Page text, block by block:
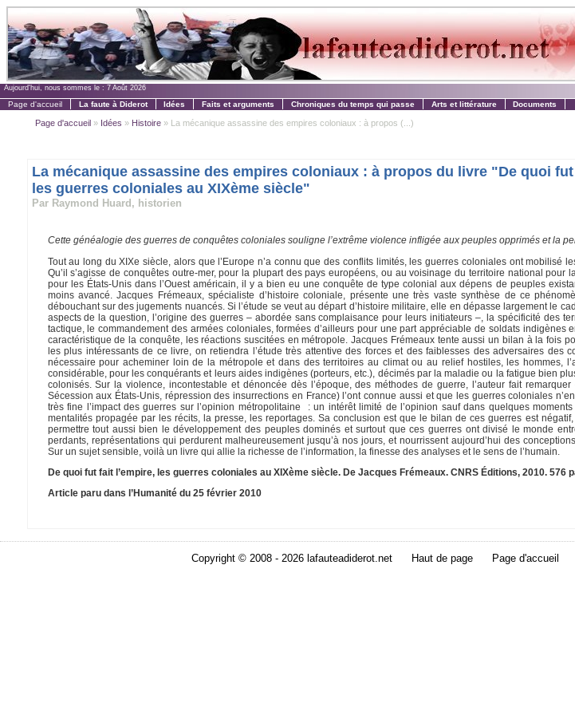
Aujourd'hui, nous sommes le : 7 Août 2026
Page d'accueil La faute à Diderot Idées Faits et arguments Chroniques du temps qui passe Arts et littérature Documents
Page d'accueil» Idées » Histoire» La mécanique assassine des empires coloniaux : à propos (...)
La mécanique assassine des empires coloniaux : à propos du livre "De quoi fut
les guerres coloniales au XIXème siècle"
Par Raymond Huard, historien
Cette généalogie des guerres de conquêtes coloniales souligne l’extrême violence infligée aux peuples opprimés et la
Tout au long du XIXe siècle, alors que l’Europe n’a connu que des conflits limités, les guerres coloniales ont mobilisé
Qu’il s’agisse de conquêtes outre-mer, pour la plupart des pays européens, ou au voisinage du territoire national pour
pour les États-Unis dans l’Ouest américain, il y a bien eu une conquête de type colonial aux dépens de peuples
moins avancé. Jacques Frémeaux, spécialiste d’histoire coloniale, présente une très vaste synthèse de ce
débouchant sur des jugements nuancés. Si l’étude se veut au départ d’histoire militaire, elle en dépasse largement le
aspects de la question, l’origine des guerres – abordée sans complaisance pour leurs initiateurs –, la spécificité des
tactique, le commandement des armées coloniales, formées d’ailleurs pour une part appréciable de soldats indigènes
caractéristique de la conquête, les réactions suscitées en métropole. Jacques Frémeaux tente aussi un bilan à la fois
les plus intéressants de ce livre, on retiendra l’étude très attentive des forces et des faiblesses des adversaires des
nécessaire pour acheminer loin de la métropole et dans des territoires au climat ou au relief hostiles, les hommes,
considérable, pour les conquérants et leurs aides indigènes (porteurs, etc.), décimés par la maladie ou la fatigue bien
colonisés. Sur la violence, incontestable et dénoncée dès l’époque, des méthodes de guerre, l’auteur fait
Sécession aux États-Unis, répression des insurrections en France) l’ont connue aussi et que les guerres coloniales
très fine l’impact des guerres sur l’opinion métropolitaine : un intérêt limité de l’opinion sauf dans quelques
mentalités propagée par les récits, la presse, les reportages. Sa conclusion est que le bilan de ces guerres est
permettre tout aussi bien le développement des peuples dominés et surtout que ces guerres ont divisé le monde
perdants, représentations qui perdurent malheureusement jusqu’à nos jours, et nourrissent aujourd’hui des
Sur un sujet sensible, voilà un livre qui allie la richesse de l’information, la finesse des analyses et le sens de l’humain.
De quoi fut fait l’empire, les guerres coloniales au XIXème siècle. De Jacques Frémeaux. CNRS Éditions, 2010. 576
Article paru dans l’Humanité du 25 février 2010
Copyright © 2008 - 2026 lafauteadiderot.net Haut de page Page d'accueil